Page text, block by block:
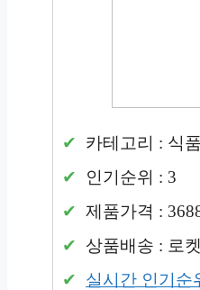
카테고리 : 식품
인기순위 : 3
제품가격 :
상품배송 : 로
실시간 인기순